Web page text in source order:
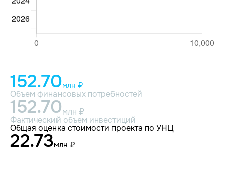
152.70млн ₽
Объем финансовых потребностей
152.70млн ₽
Фактический объем инвестиций
Общая оценка стоимости проекта по УНЦ
22.73млн ₽